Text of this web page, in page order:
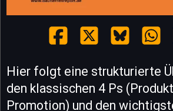
Hier folgt eine strukturierte
den klassischen 4 Ps
Promotion) und den